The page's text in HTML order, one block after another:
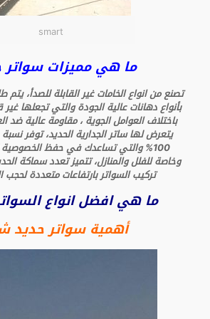
smart
ما هي مميزات سواتر
تصنع من انواع الخامات غير القابلة للصدأ، يتم
بأنواع دهانات عالية الجودة والتي تجعلها غير
باختلاف العوامل الجوية ، مقاومة عالية ضد
يتعرض لها ساتر الجدارية الحديد، توفر
100% والتي تساعدك في حفظ الخصوصية
وخاصة للفلل والمنازل، تتميز تعدد سماكة
تركيب السواتر بارتفاعات متعددة لحجب
ما هي افضل انواع
أهمية سواتر حديد